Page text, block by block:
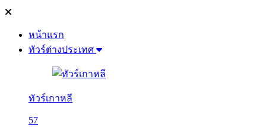
หน้าแรก
ทัวร์ต่างประเทศ
ทัวร์เกาหลี
57